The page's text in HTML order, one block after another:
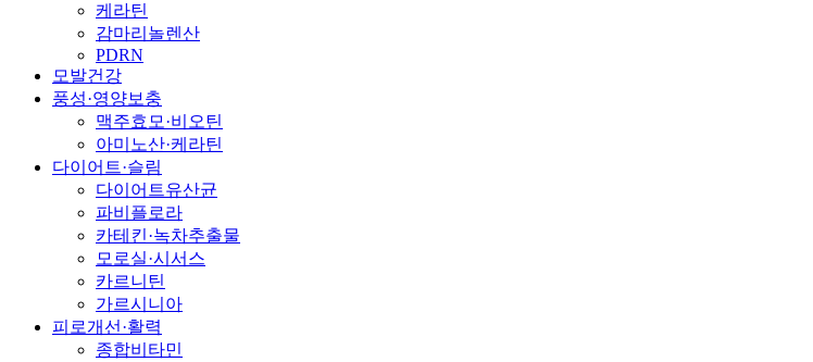
케라틴
감마리놀렌산
PDRN
모발건강
풍성·영양보충
맥주효모·비오틴
아미노산·케라틴
다이어트·슬림
다이어트유산균
파비플로라
카테킨·녹차추출물
모로실·시서스
카르니틴
가르시니아
피로개선·활력
종합비타민